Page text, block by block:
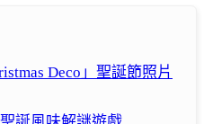
Deco」聖誕節照片